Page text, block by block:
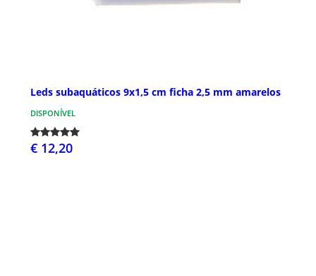
Leds subaquáticos 9x1,5 cm ficha 2,5 mm amarelos
DISPONÍVEL
€ 12,20